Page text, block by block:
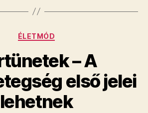
Kategóriák
ÉLETMÓD
– A
első jelei
lehetnek